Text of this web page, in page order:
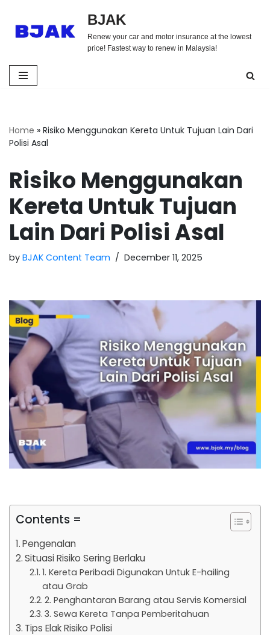
Skip
BJAK
Renew your car and motor insurance at the lowest
price! Fastest way to renew in Malaysia!
Home » Risiko Menggunakan Kereta Untuk Tujuan Lain Dari
Polisi Asal
Risiko Menggunakan
Kereta Untuk Tujuan
Lain Dari Polisi Asal
by BJAK Content Team December 11, 2025
Contents =
Pengenalan
Situasi Risiko Sering Berlaku
1. Kereta Peribadi Digunakan Untuk E-hailing
atau Grab
2. Penghantaran Barang atau Servis Komersial
3. Sewa Kereta Tanpa Pemberitahuan
Tips Elak Risiko Polisi